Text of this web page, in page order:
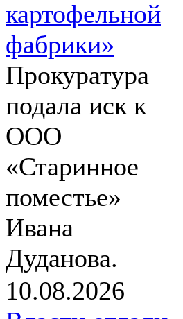
картофельной
фабрики»
Прокуратура
подала иск к
ООО
«Старинное
поместье»
Ивана
Дуданова.
10.08.2026